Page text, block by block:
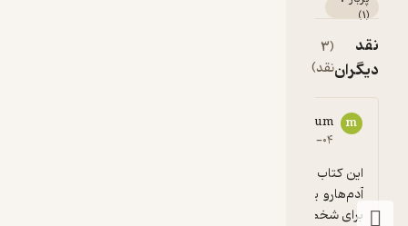
نقد
دیگراننقد)
mahnaz khanum
۱۴۰۰-۱۱-۰۴
برای شخصیت‌ها و سلایق. ینی چی ...